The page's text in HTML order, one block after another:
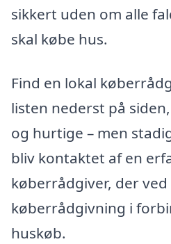
sikkert uden om alle
skal købe hus.
Find en lokal
listen nederst på
og hurtige – men
bliv kontaktet af en
køberrådgiver, der
køberrådgivning i
huskøb.